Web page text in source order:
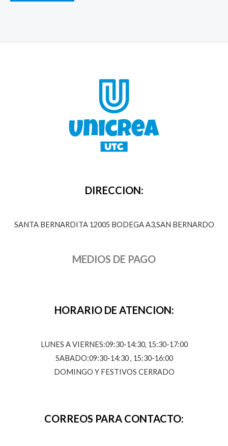
DIRECCION:
SANTA BERNARDITA 12005 BODEGA A3,SAN BERNARDO
MEDIOS DE PAGO
HORARIO DE ATENCION:
LUNES A VIERNES:09:30-14:30, 15:30-17:00
SABADO:09:30-14:30 , 15:30-16:00
DOMINGO Y FESTIVOS CERRADO
CORREOS PARA CONTACTO: